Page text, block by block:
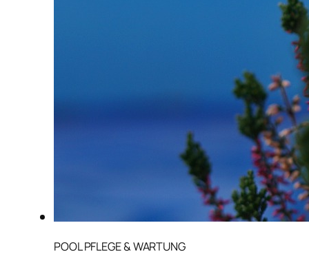
POOL PFLEGE & WARTUNG